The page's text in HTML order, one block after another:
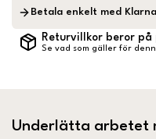
Betala enkelt med Klarna
Returvillkor beror på
Se vad som gäller för
Underlätta arbetet